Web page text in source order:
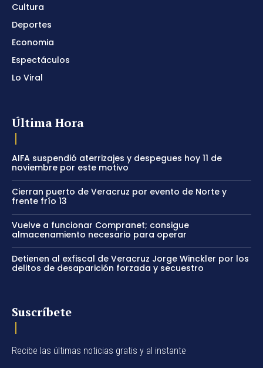
Cultura
Deportes
Economia
Espectáculos
Lo Viral
Última Hora
AIFA suspendió aterrizajes y despegues hoy 11 de
noviembre por este motivo
Cierran puerto de Veracruz por evento de Norte y
frente frío 13
Vuelve a funcionar Compranet; consigue
almacenamiento necesario para operar
Detienen al exfiscal de Veracruz Jorge Winckler por los
delitos de desaparición forzada y secuestro
Suscríbete
Recibe las últimas noticias gratis y al instante